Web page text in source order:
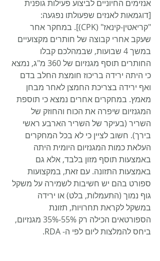
אנזימים החיוניים לביצוע פעילות גופנית
[דוגמאות לאנזים שפעולתו נפגעה:
"קריאטין-קינאז" (CPK)]. במחקר אחר
שעקב אחרי קבוצה של חותרים מקצועיים
במשך 4 שבועות, שבמהלכם קבלו
החותרים תוסף מגנזיום של 360 מ"ג, נמצא
כי היתה ירידה בריכוז חומצת החלב בדם
ואף ירידה בצריכת החמצן לאחר מבחן
מאמץ. במחקרים אחרים נמצא כי תוספת
המגנזיום שיפרה את הכוח והחוזק של
השריר (בעיקר של השריר הארבע ראשי
בירך). חשוב לציין כי לא בכל המחקרים
העלאת כמות המגנזיום היומית היתה
באמצעות תוסף מזון בלבד, אלא גם
באמצעות התזונה. עם זאת, במקצועות
ספורט בהם יש חשיבות לשמירה על משקל
גוף נמוך (התעמלות, בלט) או ירידה
במשקל לקראת תחרויות, תזונת
הספורטאים הכילה רק 55%-35% מגנזיום,
ביחס להמלצות ליום לפי ה- RDA.